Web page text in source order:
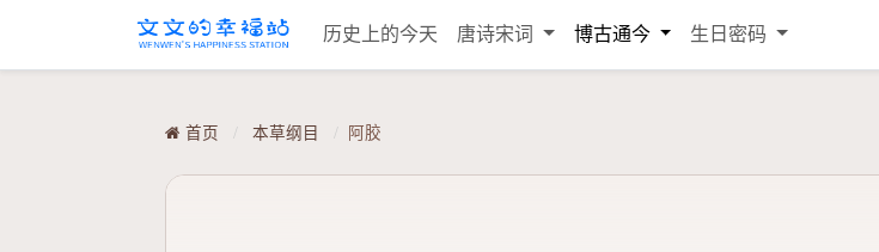
历史上的今天 唐诗宋词 博古通今 生日密码
首页 / 本草纲目 / 阿胶